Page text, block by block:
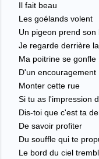
Il fait beau
Les goélands volent
Un pigeon prend
Je regarde derrière
Ma poitrine se gonfle
D'un encouragement
Monter cette rue
Si tu as l'impression
Dis-toi que c'est ta
De savoir profiter
Du souffle qui te
Le bord du ciel